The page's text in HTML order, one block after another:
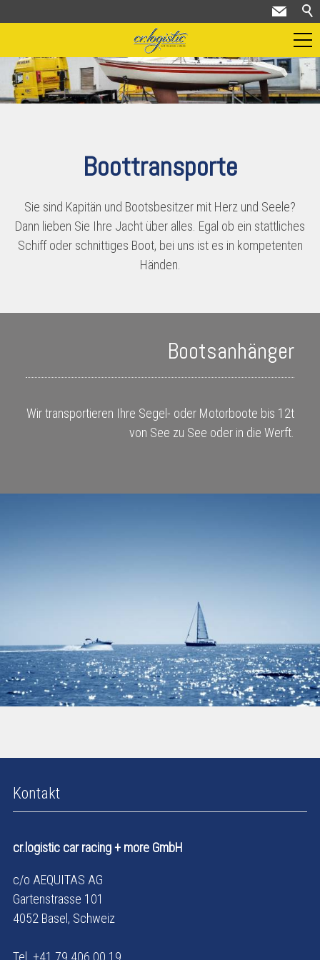
Dienstleistungen
Erdbewegung
Boottransporte
Oldtimer
Kontakt
Galerie
Boottransporte
Sie sind Kapitän und Bootsbesitzer mit Herz und Seele?
Dann lieben Sie Ihre Jacht über alles. Egal ob ein stattliches
Schiff oder schnittiges Boot, bei uns ist es in kompetenten
Händen.
Bootsanhänger
Wir transportieren Ihre Segel- oder Motorboote bis 12t
von See zu See oder in die Werft.
Kontakt
cr.logistic car racing + more GmbH
c/o AEQUITAS AG
Gartenstrasse 101
4052 Basel, Schweiz
Tel. +41 79 406 00 19